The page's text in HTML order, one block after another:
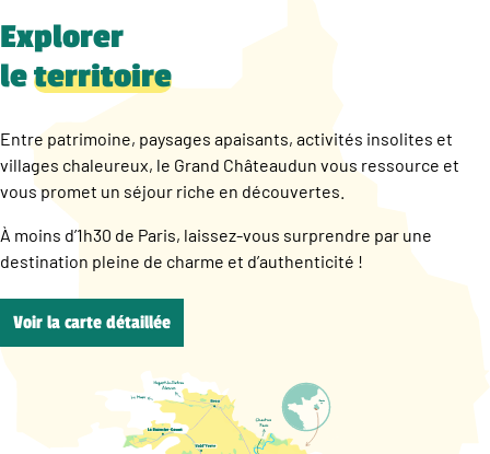
Explorer
leterritoire
Entre patrimoine, paysages apaisants, activités insolites et
villages chaleureux, le Grand Châteaudun vous ressource et
vous promet un séjour riche en découvertes.
À moins d’1h30 de Paris, laissez-vous surprendre par une
destination pleine de charme et d’authenticité !
Voir la carte détaillée